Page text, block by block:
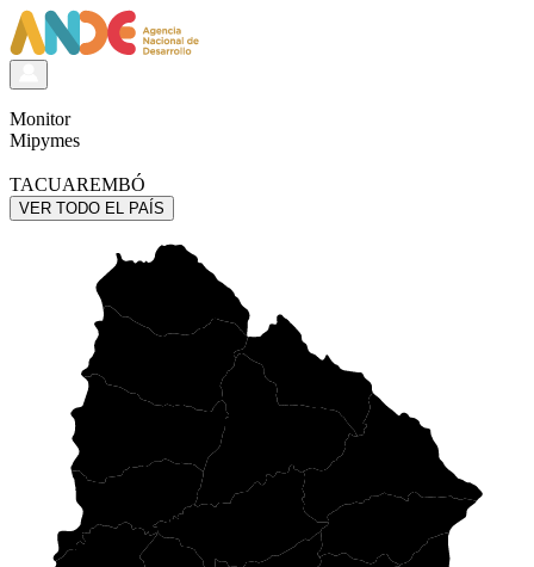
Monitor
Mipymes
TACUAREMBÓ